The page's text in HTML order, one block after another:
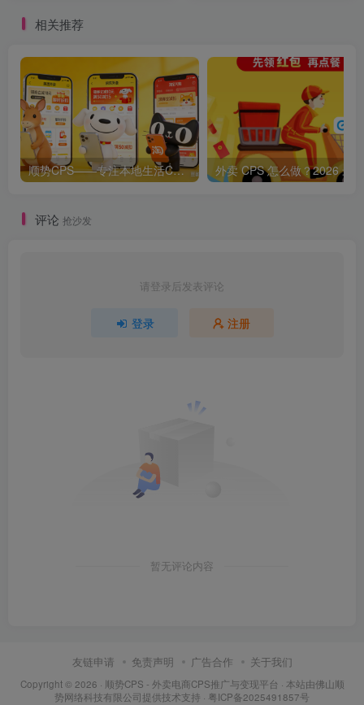
相关推荐
顺势CPS——专注本地生活CPS变现，长期稳定副业项目
评论 抢沙发
请登录后发表评论
登录 注册
暂无评论内容
友链申请 免责声明 广告合作 关于我们
Copyright © 2026 · 顺势CPS - 外卖电商CPS推广与变现平台 · 本站由佛山顺
势网络科技有限公司提供技术支持 · 粤ICP备2025491857号